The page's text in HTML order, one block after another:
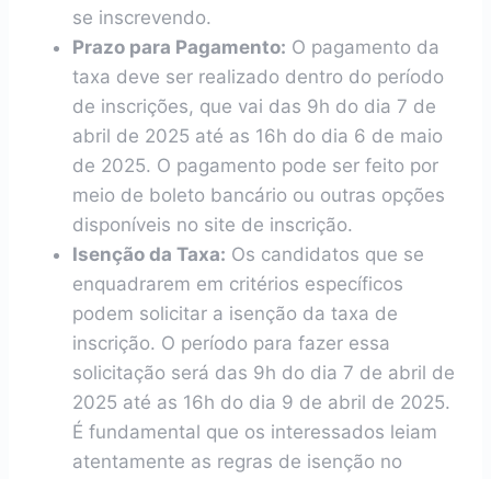
se inscrevendo.
Prazo para Pagamento: O pagamento da
taxa deve ser realizado dentro do período
de inscrições, que vai das 9h do dia 7 de
abril de 2025 até as 16h do dia 6 de maio
de 2025. O pagamento pode ser feito por
meio de boleto bancário ou outras opções
disponíveis no site de inscrição.
Isenção da Taxa: Os candidatos que se
enquadrarem em critérios específicos
podem solicitar a isenção da taxa de
inscrição. O período para fazer essa
solicitação será das 9h do dia 7 de abril de
2025 até as 16h do dia 9 de abril de 2025.
É fundamental que os interessados leiam
atentamente as regras de isenção no